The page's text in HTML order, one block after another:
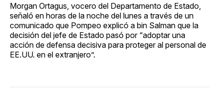
Morgan Ortagus, vocero del Departamento de Estado,
señaló en horas de la noche del lunes a través de un
comunicado que Pompeo explicó a bin Salman que la
decisión del jefe de Estado pasó por “adoptar una
acción de defensa decisiva para proteger al personal de
EE.UU. en el extranjero”.